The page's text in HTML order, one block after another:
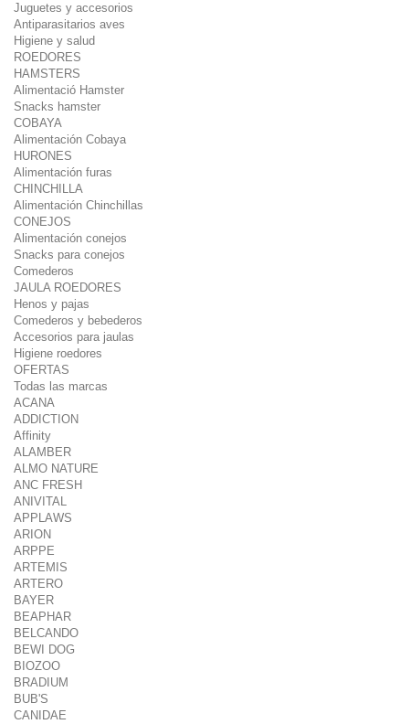
Juguetes y accesorios
Antiparasitarios aves
Higiene y salud
ROEDORES
HAMSTERS
Alimentació Hamster
Snacks hamster
COBAYA
Alimentación Cobaya
HURONES
Alimentación furas
CHINCHILLA
Alimentación Chinchillas
CONEJOS
Alimentación conejos
Snacks para conejos
Comederos
JAULA ROEDORES
Henos y pajas
Comederos y bebederos
Accesorios para jaulas
Higiene roedores
OFERTAS
Todas las marcas
ACANA
ADDICTION
Affinity
ALAMBER
ALMO NATURE
ANC FRESH
ANIVITAL
APPLAWS
ARION
ARPPE
ARTEMIS
ARTERO
BAYER
BEAPHAR
BELCANDO
BEWI DOG
BIOZOO
BRADIUM
BUB'S
CANIDAE